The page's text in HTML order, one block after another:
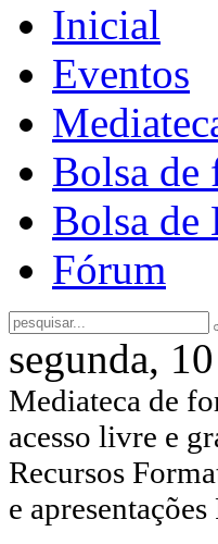
Inicial
Eventos
Bolsa de
Bolsa de
Fórum
segunda,
Mediateca de
acesso livre e
Recursos
e